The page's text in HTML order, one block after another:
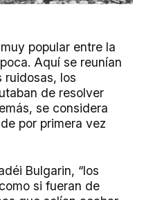
popular entre la
Aquí se reunían
ruidosas, los
de resolver
se considera
por primera vez
Bulgarin, “los
si fueran de